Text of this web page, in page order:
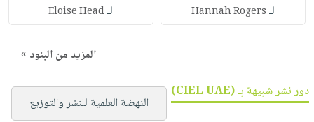
لـ Hannah Rogers لـEloise Head
المزيد من البنود »
دور نشر شبيهة بـ (CIEL UAE)
النهضة العلمية للنشر والتوزيع